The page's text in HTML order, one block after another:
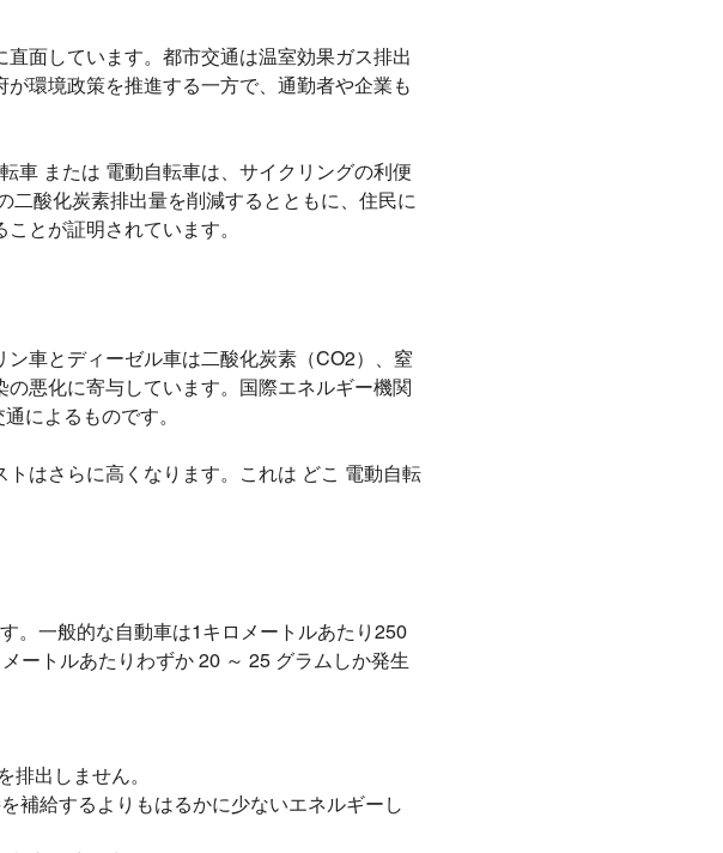
面しています。都市交通は温室効果ガス排出
環境政策を推進する一方で、通勤者や企業も
車 または 電動自転車は、サイクリングの利便
二酸化炭素排出量を削減するとともに、住民に
とが証明されています。
車とディーゼル車は二酸化炭素（CO2）、窒
悪化に寄与しています。国際エネルギー機関
によるものです。
はさらに高くなります。これは どこ 電動自転
。一般的な自動車は1キロメートルあたり250
ートルあたりわずか 20 ～ 25 グラムしか発生
排出しません。
補給するよりもはるかに少ないエネルギーし